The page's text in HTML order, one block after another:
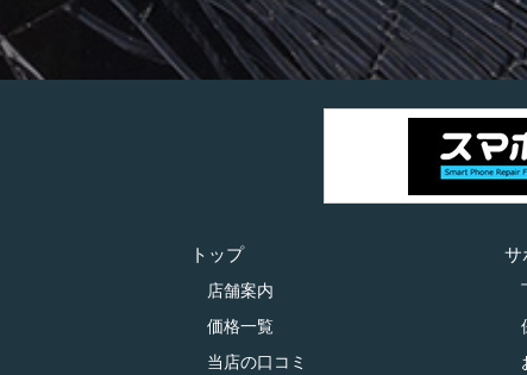
トップ
店舗案内
価格一覧
当店の口コミ
サ